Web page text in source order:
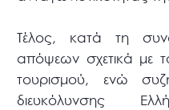
Τέλος, κατά τη
απόψεων σχετικά με
τουρισμού, ενώ
διευκόλυνσης